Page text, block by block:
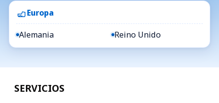
Europa
Alemania Reino Unido
SERVICIOS